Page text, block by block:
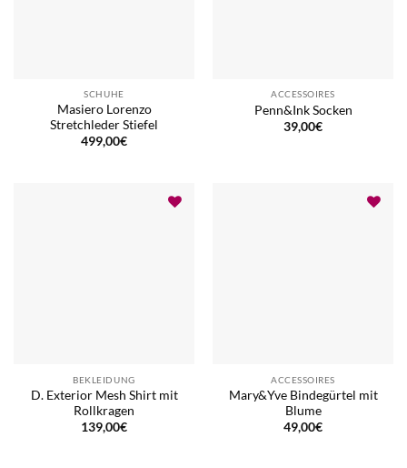
SCHUHE
Masiero Lorenzo
Stretchleder Stiefel
499,00€
ACCESSOIRES
Penn&Ink Socken
39,00€
BEKLEIDUNG
D. Exterior Mesh Shirt mit
Rollkragen
139,00€
ACCESSOIRES
Mary&Yve Bindegürtel mit
Blume
49,00€